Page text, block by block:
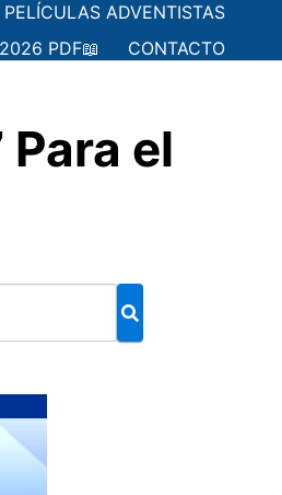
PELÍCULAS ADVENTISTAS
PDF📖 CONTACTO
Para el